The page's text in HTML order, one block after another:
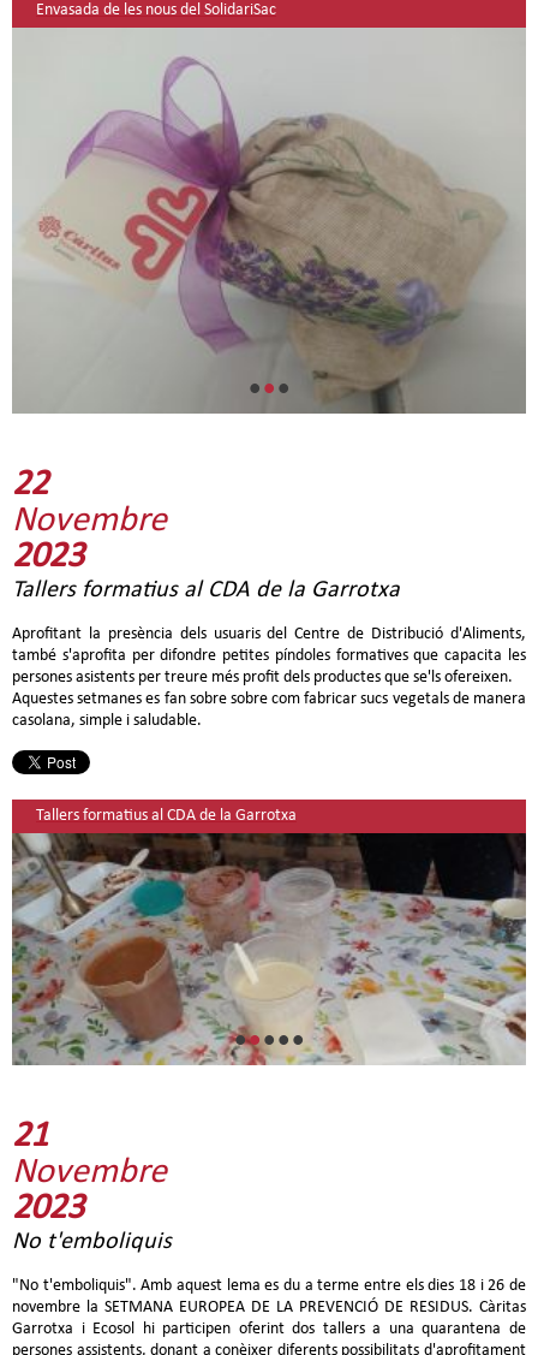
Envasada de les nous del SolidariSac
•••
22
Novembre
2023
Tallers formatius al CDA de la Garrotxa
Aprofitant la presència dels usuaris del Centre de Distribució d'Aliments,
també s'aprofita per difondre petites píndoles formatives que capacita les
persones asistents per treure més profit dels productes que se'ls ofereixen.
Aquestes setmanes es fan sobre sobre com fabricar sucs vegetals de manera
casolana, simple i saludable.
Tallers formatius al CDA de la Garrotxa
•••••
21
Novembre
2023
No t'emboliquis
"No t'emboliquis". Amb aquest lema es du a terme entre els dies 18 i 26 de
novembre la SETMANA EUROPEA DE LA PREVENCIÓ DE RESIDUS. Càritas
Garrotxa i Ecosol hi participen oferint dos tallers a una quarantena de
persones assistents, donant a conèixer diferents possibilitats d'aprofitament